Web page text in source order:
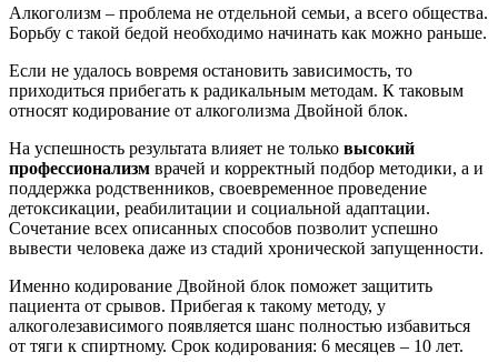
Алкоголизм – проблема не отдельной семьи, а всего общества.
Борьбу с такой бедой необходимо начинать как можно раньше.
Если не удалось вовремя остановить зависимость, то
приходиться прибегать к радикальным методам. К таковым
относят кодирование от алкоголизма Двойной блок.
На успешность результата влияет не только высокий
профессионализм врачей и корректный подбор методики, а и
поддержка родственников, своевременное проведение
детоксикации, реабилитации и социальной адаптации.
Сочетание всех описанных способов позволит успешно
вывести человека даже из стадий хронической запущенности.
Именно кодирование Двойной блок поможет защитить
пациента от срывов. Прибегая к такому методу, у
алкоголезависимого появляется шанс полностью избавиться
от тяги к спиртному. Срок кодирования: 6 месяцев – 10 лет.